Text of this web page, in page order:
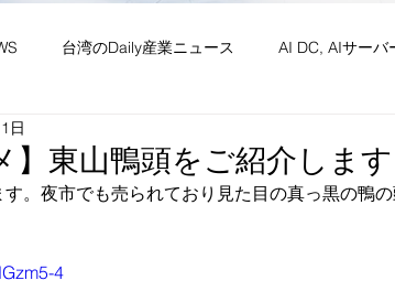
台湾のDaily産業ニュース AI DC, AIサーバ
・イベント等
】東山鴨頭をご紹介します
日
。夜市でも売られており見た目の真っ黒の鴨
4